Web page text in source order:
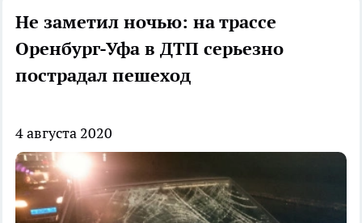
Не заметил ночью: на трассе
Оренбург-Уфа в ДТП серьезно
пострадал пешеход
4 августа 2020